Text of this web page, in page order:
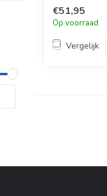
k...
€51,95
Op voorraad
Vergelijk